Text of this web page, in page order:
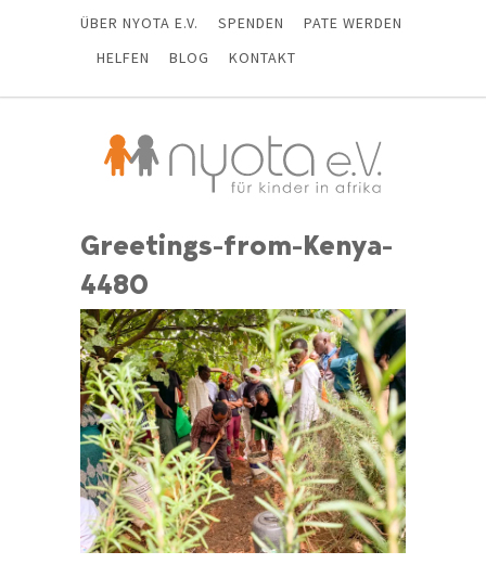
ÜBER NYOTA E.V. SPENDEN
PATE WERDEN
HELFEN
BLOG KONTAKT
Greetings-from-Kenya-
4480